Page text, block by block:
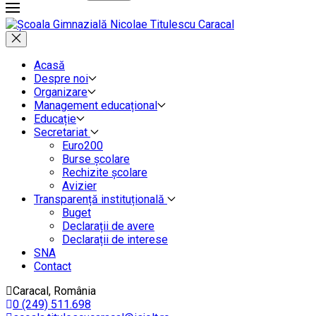
Acasă
Despre noi
Organizare
Management educațional
Educație
Secretariat
Euro200
Burse școlare
Rechizite școlare
Avizier
Transparență instituțională
Buget
Declarații de avere
Declarații de interese
SNA
Contact
Caracal, România
0 (249) 511.698